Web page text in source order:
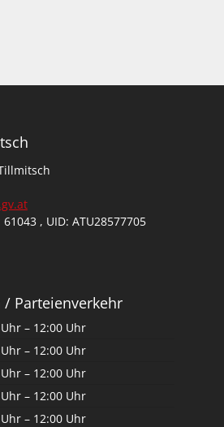
, UID: ATU28577705
Parteienverkehr
– 12:00 Uhr
– 12:00 Uhr
– 12:00 Uhr
– 12:00 Uhr
– 12:00 Uhr